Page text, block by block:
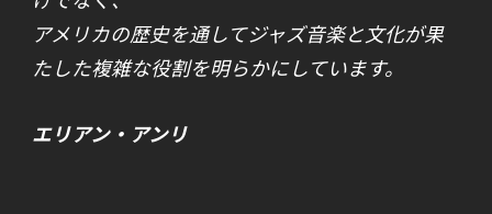
アメリカの歴史を通してジャズ音楽と文化が果
たした複雑な役割を明らかにしています。
エリアン・アンリ